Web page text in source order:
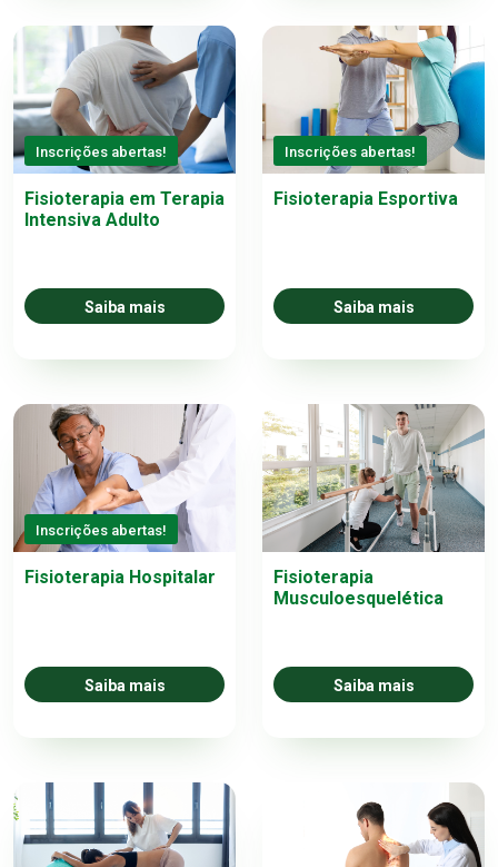
Inscrições abertas!
Fisioterapia em Terapia
Intensiva Adulto
Saiba mais
Inscrições abertas!
Fisioterapia Esportiva
Saiba mais
Inscrições abertas!
Fisioterapia Hospitalar
Saiba mais
Fisioterapia
Musculoesquelética
Saiba mais